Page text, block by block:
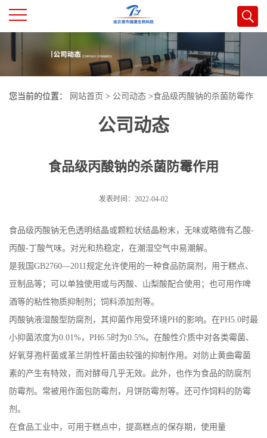
司
介
绍
公
司
动
态
您当前的位置： 网站首页 > 公司动态 >食品级丙酸钠的杀菌防霉作
公司动态
食品级丙酸钠的杀菌防霉作用
发表时间：2022-04-02
食品级丙酸钠无色透明结晶或颗粒状结晶粉末，无味或略微有乙酸-
丙酸-丁酸气味。对光和热稳定，在潮湿空气中易潮解。
是我国GB2760—2011规定允许使用的一种食品防腐剂，用于糕点、
豆制品等；可以单独使用或与丙酸、山梨酸配合使用；也可用作啤
酒等的粘性物质抑制剂；饲料添加剂等。
丙酸钠液湿酸型防腐剂，其抑菌作用受环境PH的影响。在PH5.0时最
小抑菌浓度为0.01%，PH6.5时为0.5%。在酸性介质中对各类霉菌、
好氧芽孢杆菌或革兰阴性杆菌由较强的抑制作用。对防止黄曲霉菌
素的产生有特效，而对酵母几乎无效。此外，也作为食品的防腐剂
防霉剂。常被用作面包防霉剂，月饼防霉剂等。还可作饲料的防霉
剂。
在食品工业中，可用于糕点中，提高糕点的保存期，使用量